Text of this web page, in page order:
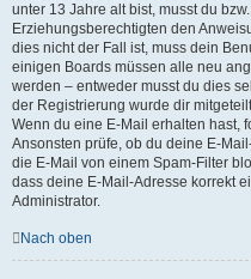
unter 13 Jahre alt bist, musst du
Erziehungsberechtigten den
dies nicht der Fall ist, muss dein
einigen Boards müssen alle neu
werden – entweder musst du dies
der Registrierung wurde dir
Wenn du eine E-Mail erhalten hast,
Ansonsten prüfe, ob du deine E-
die E-Mail von einem Spam-Filter
dass deine E-Mail-Adresse korrekt
Administrator.
Nach oben